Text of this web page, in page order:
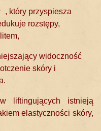
, który przyspiesza
rozstępy,
widoczność
skóry i
liftingujących istnieją
elastyczności skóry,